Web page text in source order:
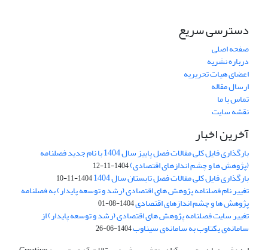
دسترسی سریع
صفحه اصلی
درباره نشریه
اعضای هیات تحریریه
ارسال مقاله
تماس با ما
نقشه سایت
آخرین اخبار
بارگذاری فایل کلی مقالات فصل پاییز سال 1404 با نام جدید فصلنامه
(پژوهش ها و چشم اندازهای اقتصادی)1404-11-12
بارگذاری فایل کلی مقالات فصل تابستان سال 1404 1404-11-10
تغییر نام فصلنامه پژوهش های اقتصادی (رشد و توسعه پایدار) به فصلنامه
پژوهش ها و چشم اندازهای اقتصادی1404-08-01
تغییر سایت فصلنامه پژوهش های اقتصادی (رشد و توسعه پایدار) از
سامانه‌ی یکتاوب به سامانه‌ی سیناوب1404-06-26